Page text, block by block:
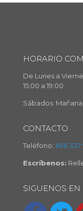
HORARIO
De Lunes a
15:00 a 19:00
Sábados:
CONTACTO
Teléfono: 696 337
Escríbenos:
SIGUENOS EN